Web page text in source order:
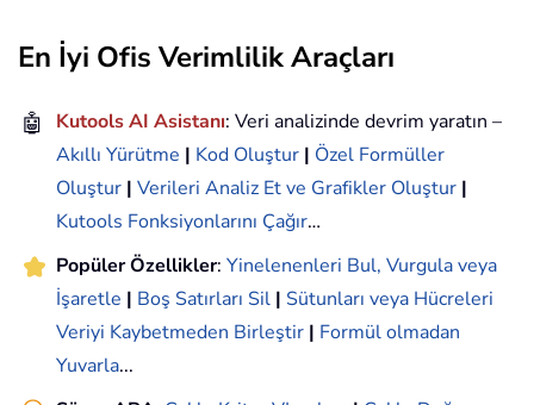
En İyi Ofis Verimlilik Araçları
🤖 Kutools AI Asistanı: Veri analizinde devrim yaratın –
Akıllı Yürütme | Kod Oluştur | Özel Formüller
Oluştur | Verileri Analiz Et ve Grafikler Oluştur |
Kutools Fonksiyonlarını Çağır…
Popüler Özellikler: Yinelenenleri Bul, Vurgula veya
İşaretle | Boş Satırları Sil | Sütunları veya Hücreleri
Veriyi Kaybetmeden Birleştir | Formül olmadan
Yuvarla...